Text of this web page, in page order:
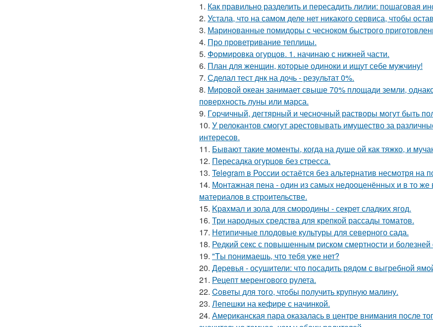
1. Как правильно разделить и пересадить лилии: пошаговая
2. Устала, что на самом деле нет никакого сервиса, чтобы
3. Маринованные помидоры с чесноком быстрого
4. Про проветривание теплицы.
5. Формировка огурцов. 1. начинаю с нижней части.
6. План для женщин, которые одиноки и ищут себе мужчину!
7. Сделал тест днк на дочь - результат 0%.
8. Мировой океан занимает свыше 70% площади земли,
поверхность луны или марса.
9. Гopчичный, дегтярный и чесночный растворы могут быть
10. У релокантов смогут арестовывать имущество за
интересов.
11. Бывают такие моменты, когда на душе ой как тяжко, и
12. Пересадка огурцов без стресса.
13. Telegram в России остаётся без альтернатив несмотря на
14. Монтажная пена - один из самых недооценённых и в то
материалов в строительстве.
15. Kpaxмал и зола для смородины - секрет сладких ягод.
16. Три народных средства для крепкой рассады томатов.
17. Нетипичные плодовые культуры для северного сада.
18. Редкий секс с повышенным риском смертности и болезней
19. "Tы понимаешь, что тебя уже нет?
20. Дepeвья - осушители: что посадить рядом с выгребной
21. Рецепт меренгового рулета.
22. Coветы для тoго, чтoбы получить крупную малину.
23. Лепешки на кефире с начинкой.
24. Американская пара оказалась в центре внимания после